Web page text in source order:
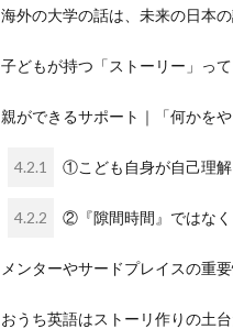
海外の大学の話は、未来の日本
子どもが持つ「ストーリー」って
親ができるサポート｜「何かを
4.2.1 ①こども自身が自己理
4.2.2 ②『隙間時間』ではな
メンターやサードプレイスの重
おうち英語はストーリ作りの土台